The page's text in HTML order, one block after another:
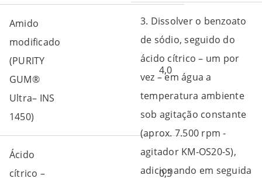
Amido
modificado
(PURITY
GUM®
Ultra– INS
1450)
4,0
Ácido
cítrico –
0,3
3. Dissolver o benzoato
de sódio, seguido do
ácido cítrico – um por
vez – em água a
temperatura ambiente
sob agitação constante
(aprox. 7.500 rpm -
agitador KM-OS20-S),
adicionando em seguida